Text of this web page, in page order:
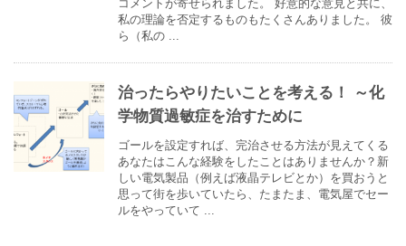
コメントが寄せられました。 好意的な意見と共に、
私の理論を否定するものもたくさんありました。 彼
ら（私の ...
治ったらやりたいことを考える！ ～化
学物質過敏症を治すために
ゴールを設定すれば、完治させる方法が見えてくる
あなたはこんな経験をしたことはありませんか？新
しい電気製品（例えば液晶テレビとか）を買おうと
思って街を歩いていたら、たまたま、電気屋でセー
ルをやっていて ...